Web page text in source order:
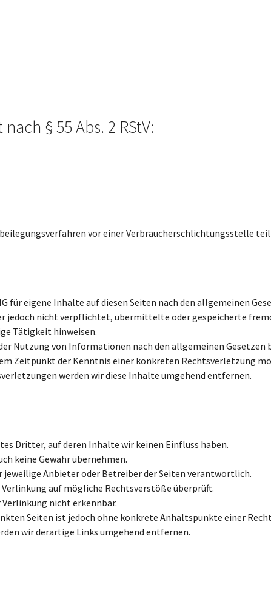
§ 55 Abs. 2 RStV:
vor einer Verbraucherschlichtungsstelle
für eigene Inhalte auf diesen Seiten nach den allgemeinen
jedoch nicht verpflichtet, übermittelte oder gespeicherte
Tätigkeit hinweisen.
Nutzung von Informationen nach den allgemeinen Gesetzen
Zeitpunkt der Kenntnis einer konkreten Rechtsverletzung
werden wir diese Inhalte umgehend entfernen.
Dritter, auf deren Inhalte wir keinen Einfluss haben.
keine Gewähr übernehmen.
Anbieter oder Betreiber der Seiten verantwortlich.
auf mögliche Rechtsverstöße überprüft.
nicht erkennbar.
Seiten ist jedoch ohne konkrete Anhaltspunkte einer
wir derartige Links umgehend entfernen.